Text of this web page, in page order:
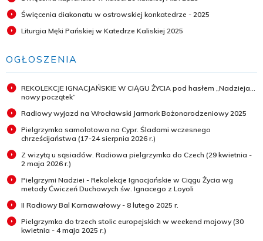
Święcenia diakonatu w ostrowskiej konkatedrze - 2025
Liturgia Męki Pańskiej w Katedrze Kaliskiej 2025
OGŁOSZENIA
REKOLEKCJE IGNACJAŃSKIE W CIĄGU ŻYCIA pod hasłem „Nadzieja...
nowy początek”
Radiowy wyjazd na Wrocławski Jarmark Bożonarodzeniowy 2025
Pielgrzymka samolotowa na Cypr. Śladami wczesnego
chrześcijaństwa (17-24 sierpnia 2026 r.)
Z wizytą u sąsiadów. Radiowa pielgrzymka do Czech (29 kwietnia -
2 maja 2026 r.)
Pielgrzymi Nadziei - Rekolekcje Ignacjańskie w Ciągu Życia wg
metody Ćwiczeń Duchowych św. Ignacego z Loyoli
II Radiowy Bal Karnawałowy - 8 lutego 2025 r.
Pielgrzymka do trzech stolic europejskich w weekend majowy (30
kwietnia - 4 maja 2025 r.)